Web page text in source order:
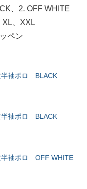
、2. OFF WHITE
XL、XXL
ペン
半袖ポロ BLACK
半袖ポロ BLACK
半袖ポロ OFF WHITE